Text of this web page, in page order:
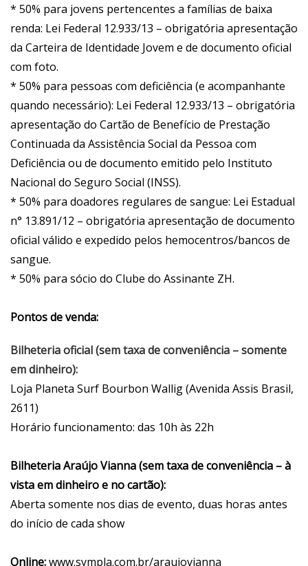
* 50% para jovens pertencentes a famílias de baixa
renda: Lei Federal 12.933/13 – obrigatória apresentação
da Carteira de Identidade Jovem e de documento oficial
com foto.
* 50% para pessoas com deficiência (e acompanhante
quando necessário): Lei Federal 12.933/13 – obrigatória
apresentação do Cartão de Benefício de Prestação
Continuada da Assistência Social da Pessoa com
Deficiência ou de documento emitido pelo Instituto
Nacional do Seguro Social (INSS).
* 50% para doadores regulares de sangue: Lei Estadual
n° 13.891/12 – obrigatória apresentação de documento
oficial válido e expedido pelos hemocentros/bancos de
sangue.
* 50% para sócio do Clube do Assinante ZH.
Pontos de venda:
Bilheteria oficial (sem taxa de conveniência – somente
em dinheiro):
Loja Planeta Surf Bourbon Wallig (Avenida Assis Brasil,
2611)
Horário funcionamento: das 10h às 22h
Bilheteria Araújo Vianna (sem taxa de conveniência – à
vista em dinheiro e no cartão):
Aberta somente nos dias de evento, duas horas antes
do início de cada show
Online:www.sympla.com.br/araujovianna